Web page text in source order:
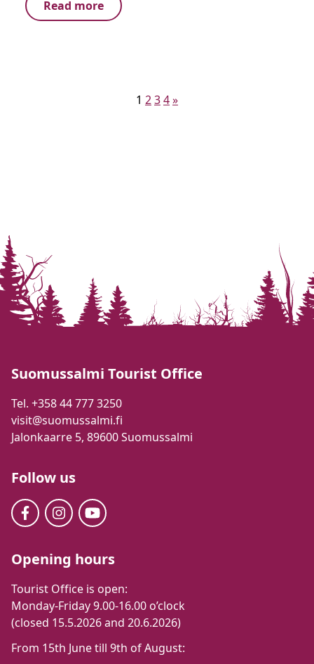
Read more
1 234»
Suomussalmi Tourist Office
Tel. +358 44 777 3250
visit@suomussalmi.fi
Jalonkaarre 5, 89600 Suomussalmi
Follow us
Opening hours
Tourist Office is open:
Monday-Friday 9.00-16.00 o’clock
(closed 15.5.2026 and 20.6.2026)
From 15th June till 9th of August: